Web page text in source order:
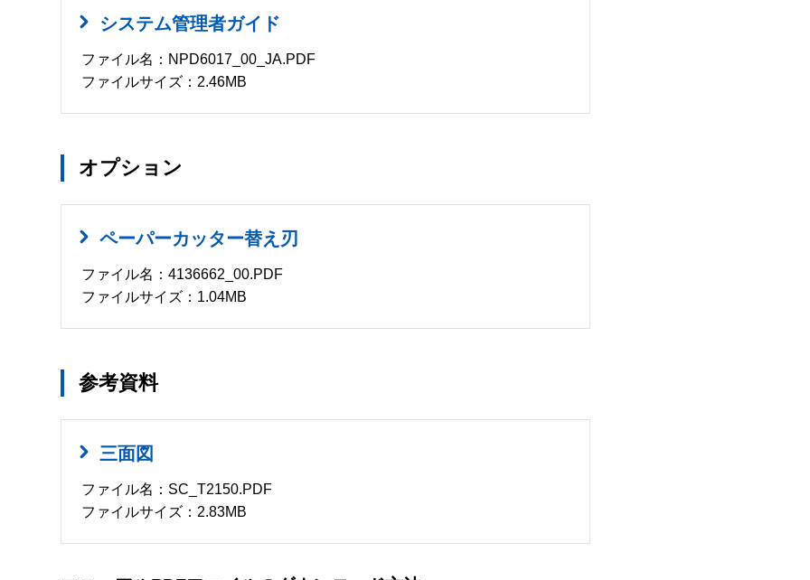
システム管理者ガイド
ファイル名：NPD6017_00_JA.PDF
ファイルサイズ：2.46MB
オプション
ペーパーカッター替え刃
ファイル名：4136662_00.PDF
ファイルサイズ：1.04MB
参考資料
三面図
ファイル名：SC_T2150.PDF
ファイルサイズ：2.83MB